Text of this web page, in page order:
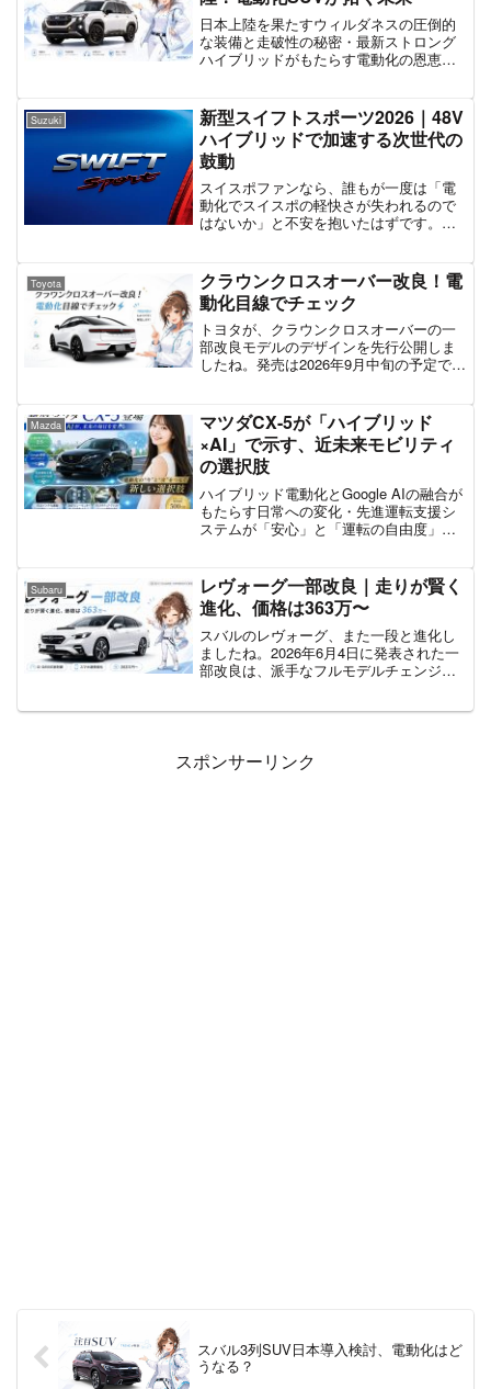
日本上陸を果たすウィルダネスの圧倒的
な装備と走破性の秘密・最新ストロング
ハイブリッドがもたらす電動化の恩恵・
Suzuki
新型スイフトスポーツ2026｜48V
ハイブリッドで加速する次世代の
鼓動
スイスポファンなら、誰もが一度は「電
動化でスイスポの軽快さが失われるので
はないか」と不安を抱いたはずです。し
れば、その不安は「期待」へと変わるで
しょう。 新たに採...
Toyota
クラウンクロスオーバー改良！電
動化目線でチェック
トヨタが、クラウンクロスオーバーの一
部改良モデルのデザインを先行公開しま
したね。発売は2026年9月中旬の予定で、
今回は、電動化がどんどん進んでいる今
の流れの中で、ハイブリッド専用のクラ
ウンがどんな立ち位置なのかを、TREND
目線で見ていきますね。デザインの話は
もちろん、パワートレインや燃費まわり
までまとめてチェックしていきます。確
定している情報と、まだうわさの段階の
情報は、はっきり分けてお伝えしていく
Mazda
マツダCX-5が「ハイブリッド
×AI」で示す、近未来モビリティ
の選択肢
ハイブリッド電動化とGoogle AIの融合が
もたらす日常への変化・先進運転支援シ
ステムが「安心」と「運転の自由度」を
のか
Subaru
レヴォーグ一部改良｜走りが賢く
進化、価格は363万〜
スバルのレヴォーグ、また一段と進化し
ましたね。2026年6月4日に発表された一
部改良は、派手なフルモデルチェンジ…
電動化を待つ？」——そんな疑問にサク
ッと答えていきますね。この記事でわか
スポンサーリンク
スバル3列SUV日本導入検討、電動化はど
うなる？